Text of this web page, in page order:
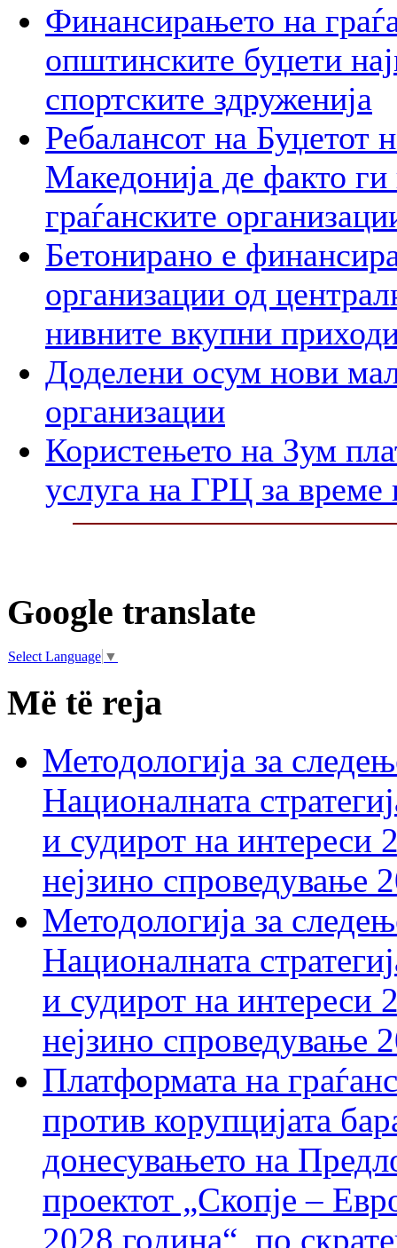
Финансирањето на
општинските буџети
спортските здруженија
Ребалансот на Буџетот
Македонија де факто ги
граѓанските
Бетонирано е
организации од
нивните вкупни
Доделени осум нови
организации
Користењето на Зум
услуга на ГРЦ за време
Google translate
Select Language ▼
Më të reja
Методологија за
Националната
и судирот на интереси
нејзино спроведување
Методологија за
Националната
и судирот на интереси
нејзино спроведување
Платформата на
против корупцијата
донесувањето на
проектот „Скопје –
2028 година“, по